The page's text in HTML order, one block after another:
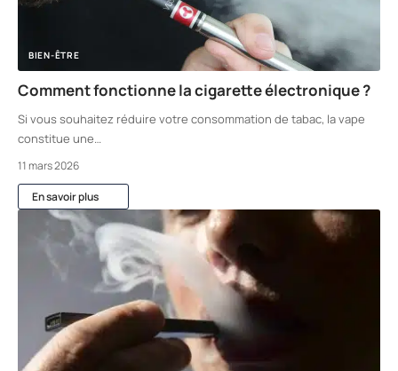
BIEN-ÊTRE
Comment fonctionne la cigarette électronique ?
Si vous souhaitez réduire votre consommation de tabac, la vape
constitue une…
11 mars 2026
En savoir plus